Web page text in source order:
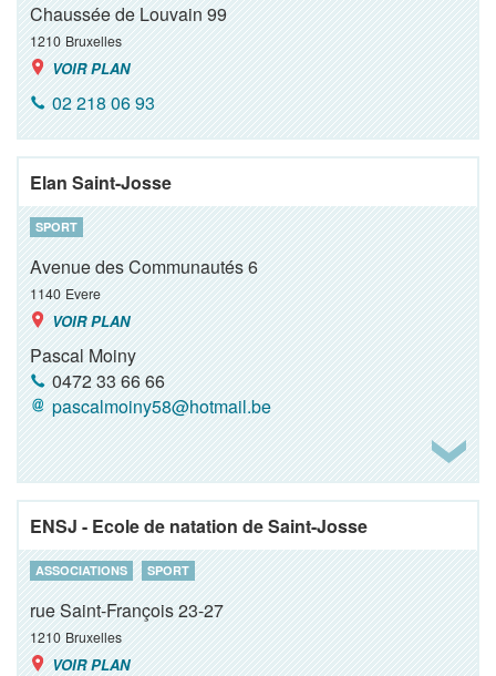
Chaussée de Louvain 99
1210 Bruxelles
VOIR PLAN
02 218 06 93
Elan Saint-Josse
SPORT
Avenue des Communautés 6
1140 Evere
VOIR PLAN
Pascal Moiny
0472 33 66 66
pascalmoiny58@hotmail.be
ENSJ - Ecole de natation de Saint-Josse
ASSOCIATIONS SPORT
rue Saint-François 23-27
1210 Bruxelles
VOIR PLAN